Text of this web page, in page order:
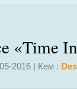
«Time
2016 | Кем :